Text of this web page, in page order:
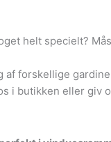
helt specielt?
af forskellige
i butikken eller giv